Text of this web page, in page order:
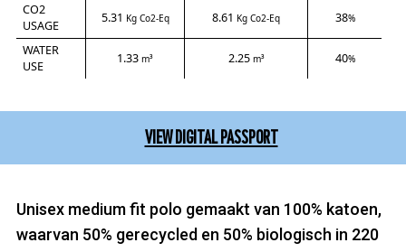
CO2
USAGE
5.31 Kg Co2-Eq 8.61 Kg Co2-Eq 38%
WATER
USE
1.33 m³ 2.25 m³ 40%
VIEW DIGITAL PASSPORT
Unisex medium fit polo gemaakt van 100% katoen,
waarvan 50% gerecycled en 50% biologisch in 220